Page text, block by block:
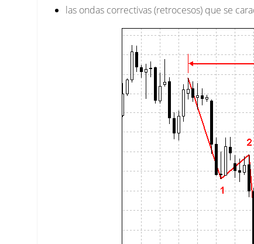
las ondas correctivas (retrocesos) que se